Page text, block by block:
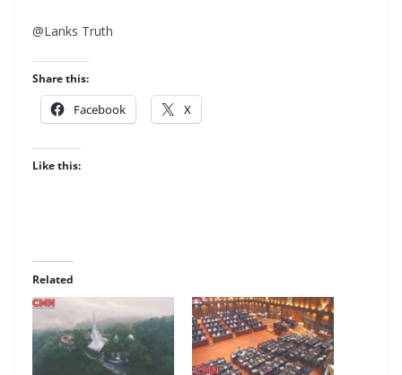
@Lanks Truth
Share this:
Facebook X
Like this:
Related